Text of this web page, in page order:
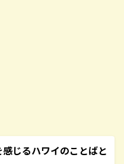
じるハワイのことばと